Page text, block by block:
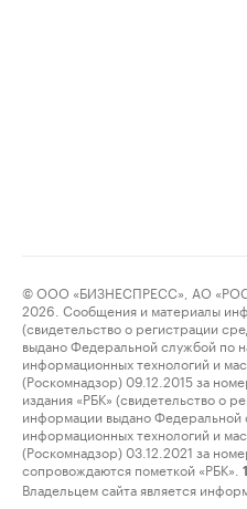
© ООО «БИЗНЕСПРЕСС», АО
2026. Сообщения и материалы
(свидетельство о регистрации
выдано Федеральной службой по
информационных технологий и
(Роскомнадзор) 09.12.2015 за
издания «РБК» (свидетельство о
информации выдано Федеральной
информационных технологий и
(Роскомнадзор) 03.12.2021 за
сопровождаются пометкой «РБК».
Владельцем сайта является